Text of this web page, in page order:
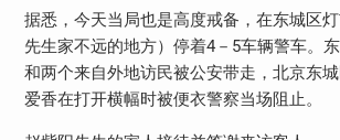
据悉，今天当局也是高度戒备，在东城区
先生家不远的地方）停着4－5车辆警车。
和两个来自外地访民被公安带走，北京东
爱香在打开横幅时被便衣警察当场阻止。